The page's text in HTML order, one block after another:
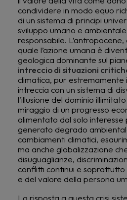
condividere in modo equo
di un sistema di principi
sviluppo umano e
responsabile. L’antropocene,
quale l’azione umana è
geologica dominante sul
intreccio di situazioni
climatica, pur estremamente
intreccia con un sistema di
l’illusione del dominio
miraggio di un progresso
alimentato dal solo
generato degrado
cambiamenti climatici,
ma anche globalizzazione
disuguaglianze,
conflitti continui e
e del valore della persona
La risposta a questa crisi